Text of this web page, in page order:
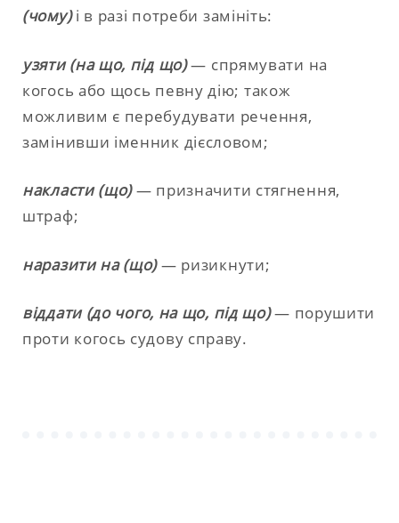
(чому)і в разі потреби замініть:
узяти (на що, під що)— спрямувати на
когось або щось певну дію; також
можливим є перебудувати речення,
замінивши іменник дієсловом;
накласти (що) — призначити стягнення,
штраф;
наразити на (що)— ризикнути;
віддати(до чого, на що, під що)— порушити
проти когось судову справу.